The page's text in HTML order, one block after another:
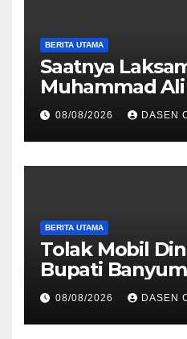
BERITA UTAMA
Saatnya
Muhammad
TNI: Menjaga
Politik dan
Antarmatra
08/08/2026 DASEN
BERITA UTAMA
Tolak Mobil
Bupati
Anggaran Rp
90 Motor Listrik
08/08/2026 DASEN